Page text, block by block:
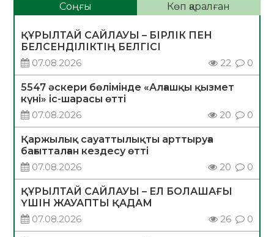
Соңғы Көп қаралған
ҚҰРЫЛТАЙ САЙЛАУЫ – БІРЛІК ПЕН
БЕЛСЕНДІЛІКТІҢ БЕЛГІСІ
07.08.2026
22 0
5547 әскери бөлімінде «Алғашқы қызмет
күні» іс-шарасы өтті
07.08.2026
20 0
Қаржылық сауаттылықты арттыруға
бағытталған кездесу өтті
07.08.2026
20 0
ҚҰРЫЛТАЙ САЙЛАУЫ – ЕЛ БОЛАШАҒЫ
ҮШІН ЖАУАПТЫ ҚАДАМ
07.08.2026
26 0